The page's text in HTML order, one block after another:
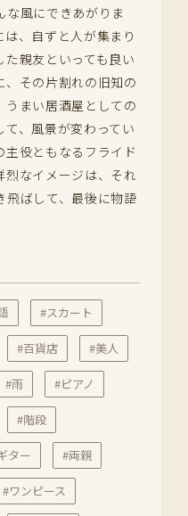
な風にできあがりま
、自ずと人が集まり
親友といっても良い
その片割れの旧知の
うまい居酒屋としての
、風景が変わってい
主役ともなるフライド
烈なイメージは、それ
飛ばして、最後に物語
#スカート
#百貨店 #美人
#雨 #ピアノ
#階段
ター #両親
#ワンピース